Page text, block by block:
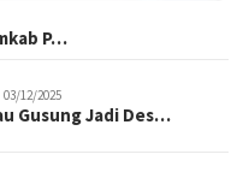
P…
03/12/2025
Gusung Jadi Des…